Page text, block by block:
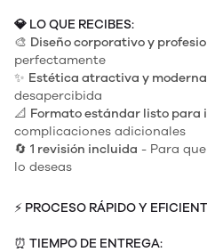
💎 LO QUE RECIBES:
🎨 Diseño corporativo y
perfectamente
✨ Estética atractiva y moderna
desapercibida
📐 Formato estándar listo para
complicaciones adicionales
🔄 1 revisión incluida - Para
lo deseas
⚡ PROCESO RÁPIDO Y
⏰ TIEMPO DE ENTREGA: